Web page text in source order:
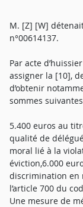
M. [Z] [W]
n°00614137.
Par acte
assigner la [10],
d’obtenir
sommes
5.400 euros au
qualité de
moral lié à la
éviction,6.000
discrimination en
l’article 700 du
Une mesure de